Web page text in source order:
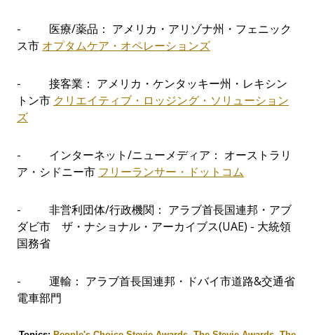
- 医療/薬品： アメリカ・アリゾナ州・フェニック
ス市 オプタムケア・オペレーションズ
- 接客業： アメリカ・ケンタッキー州・レキシン
トン市 クリエイティブ・ロッジング・ソリューション
ズ
- インターネット/ニューメディア： オーストラリ
ア・シドニー市 フリーランサー・ドットコム
- 非営利団体/行政機関： アラブ首長国連邦・アブ
ダビ市 ザ・ナショナル・アーカイブス(UAE) - 大統領
国務省
- 運輸： アラブ首長国連邦・ドバイ市道路&交通省
電車部門